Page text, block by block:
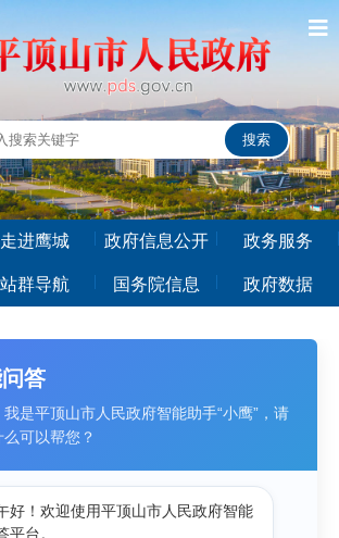
走进鹰城 政府信息公开 政务服务
站群导航 国务院信息 政府数据
答
我是平顶山市人民政府智能助手“小鹰”，请
么可以帮您？
好！欢迎使用平顶山市人民政府智能
平台。